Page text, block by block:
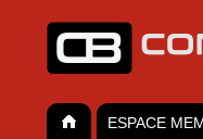
ESPACE